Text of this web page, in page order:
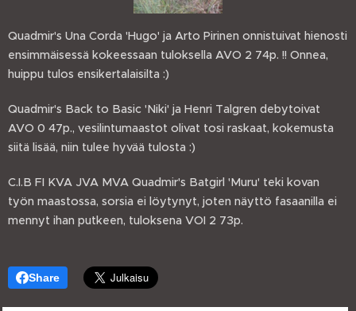
Quadmir's Una Corda 'Hugo' ja Arto Pirinen onnistuivat hienosti
ensimmäisessä kokeessaan tuloksella AVO 2 74p. !! Onnea,
huippu tulos ensikertalaisilta :)
Quadmir's Back to Basic 'Niki' ja Henri Talgren debytoivat
AVO 0 47p., vesilintumaastot olivat tosi raskaat, kokemusta
siitä lisää, niin tulee hyvää tulosta :)
C.I.B FI KVA JVA MVA Quadmir's Batgirl 'Muru' teki kovan
työn maastossa, sorsia ei löytynyt, joten näyttö fasaanilla ei
mennyt ihan putkeen, tuloksena VOI 2 73p.
Share